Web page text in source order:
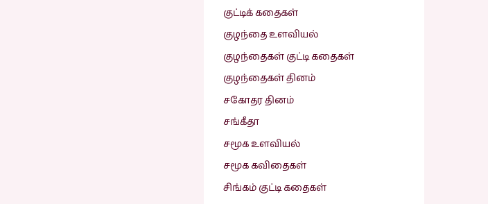
குட்டிக் கதைகள்
குழந்தை உளவியல்
குழந்தைகள் குட்டி கதைகள்
குழந்தைகள் தினம்
சகோதர தினம்
சங்கீதா
சமூக உளவியல்
சமூக கவிதைகள்
சிங்கம் குட்டி கதைகள்